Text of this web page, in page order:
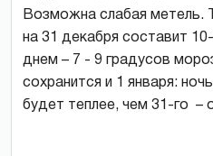
Возможна слабая метель.
на 31 декабря составит
днем – 7 - 9 градусов
сохранится и 1 января:
будет теплее, чем 31-го –